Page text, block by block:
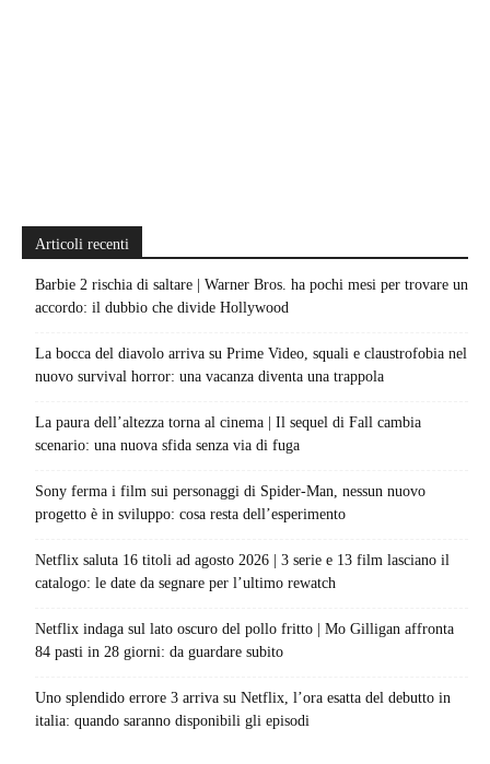
Articoli recenti
Barbie 2 rischia di saltare | Warner Bros. ha pochi mesi per trovare un
accordo: il dubbio che divide Hollywood
La bocca del diavolo arriva su Prime Video, squali e claustrofobia nel
nuovo survival horror: una vacanza diventa una trappola
La paura dell’altezza torna al cinema | Il sequel di Fall cambia
scenario: una nuova sfida senza via di fuga
Sony ferma i film sui personaggi di Spider-Man, nessun nuovo
progetto è in sviluppo: cosa resta dell’esperimento
Netflix saluta 16 titoli ad agosto 2026 | 3 serie e 13 film lasciano il
catalogo: le date da segnare per l’ultimo rewatch
Netflix indaga sul lato oscuro del pollo fritto | Mo Gilligan affronta
84 pasti in 28 giorni: da guardare subito
Uno splendido errore 3 arriva su Netflix, l’ora esatta del debutto in
italia: quando saranno disponibili gli episodi